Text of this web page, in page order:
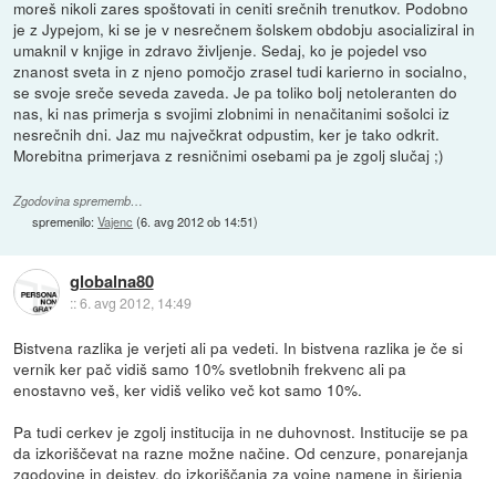
moreš nikoli zares spoštovati in ceniti srečnih trenutkov. Podobno
je z Jypejom, ki se je v nesrečnem šolskem obdobju asocializiral in
umaknil v knjige in zdravo življenje. Sedaj, ko je pojedel vso
znanost sveta in z njeno pomočjo zrasel tudi karierno in socialno,
se svoje sreče seveda zaveda. Je pa toliko bolj netoleranten do
nas, ki nas primerja s svojimi zlobnimi in nenačitanimi sošolci iz
nesrečnih dni. Jaz mu največkrat odpustim, ker je tako odkrit.
Morebitna primerjava z resničnimi osebami pa je zgolj slučaj ;)
Zgodovina sprememb…
spremenilo:Vajenc (6. avg 2012 ob 14:51)
globalna80
::6. avg 2012, 14:49
Bistvena razlika je verjeti ali pa vedeti. In bistvena razlika je če si
vernik ker pač vidiš samo 10% svetlobnih frekvenc ali pa
enostavno veš, ker vidiš veliko več kot samo 10%.
Pa tudi cerkev je zgolj institucija in ne duhovnost. Institucije se pa
da izkoriščevat na razne možne načine. Od cenzure, ponarejanja
zgodovine in dejstev, do izkoriščanja za vojne namene in širjenja